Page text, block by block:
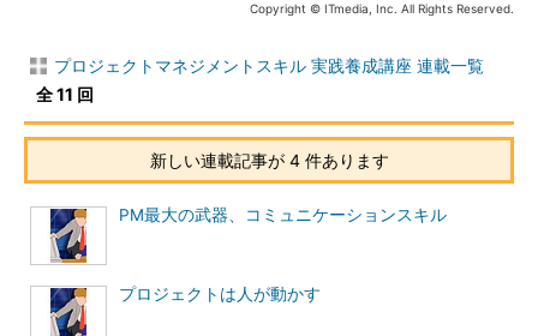
顧客がすべての要件をいうとは限らないことについては、顧客
「そんなのいってくれなきゃ分からない。いわなかった顧客が悪
い」とか、「いわれたことだけやればよくって、こちらから余分
な仕事を増やさなくていいのだよ」と考えるかもしれない。しか
し、これらの隠れた要件は「いずれ表面化する」のである。しか
も多くはテスト後半やユーザートレーニングなどのプロジェクト
の納期も押し迫った時点でだ。この時点で発覚したらどうなる
か。いうまでもなくそのようなプロジェクトには大変な修羅場が
Copyright © ITmedia, Inc. All Rights Reserved.
プロジェクトマネジメントスキル 実践養成講座 連載一覧
全 11 回
新しい連載記事が 4 件あります
PM最大の武器、コミュニケーションスキル
プロジェクトは人が動かす